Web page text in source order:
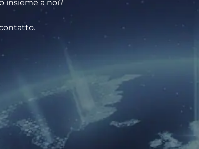
insieme a noi?